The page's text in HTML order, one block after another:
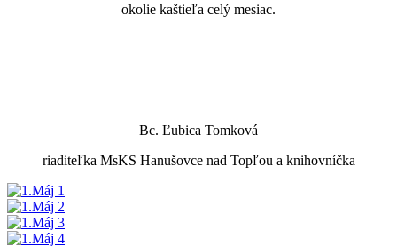
okolie kaštieľa celý mesiac.
Bc. Ľubica Tomková
riaditeľka MsKS Hanušovce nad Topľou a knihovníčka